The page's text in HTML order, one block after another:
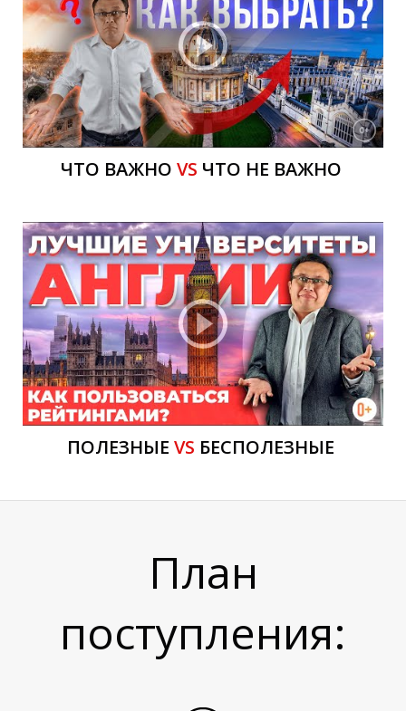
О
ЧТО ВАЖНО VS ЧТО НЕ ВАЖНО
ПОЛЕЗНЫЕ VS БЕСПОЛЕЗНЫЕ
План
поступления: